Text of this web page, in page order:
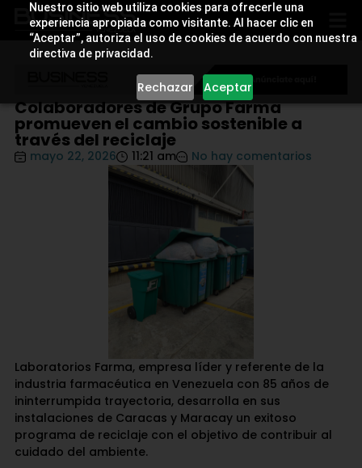
Nuestro sitio web utiliza cookies para ofrecerle una
experiencia apropiada como visitante. Al hacer clic en
“Aceptar”, autoriza el uso de cookies de acuerdo con nuestra
directiva de privacidad.
Rechazar Aceptar
Colaboradores de Grupo Farma
promueven el cambio sostenible a
través del reciclaje
mayo 22, 2026 11:21 am No hay comentarios
Laboratorios Farma, empresa líder y referente de la
industria farmacéutica en Venezuela con 85 años de
ininterrumpida trayectoria, desarrolla en sus
instalaciones de Caracas y Maracay un exitoso
programa de reciclaje con el objetivo de contribuir al
cuidado del ambiente.